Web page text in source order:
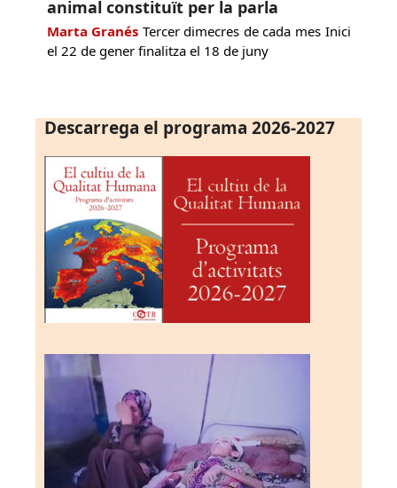
animal constituït per la parla
Marta Granés Tercer dimecres de cada mes Inici
el 22 de gener finalitza el 18 de juny
Descarrega el programa 2026-2027